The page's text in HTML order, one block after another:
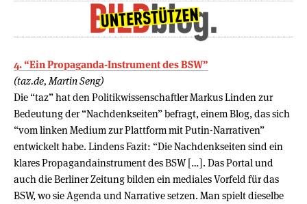
4. “Ein Propaganda-Instrument des BSW”
(taz.de, Martin Seng)
Die “taz” hat den Politikwissenschaftler Markus Linden zur
Bedeutung der “Nachdenkseiten” befragt, einem Blog, das sich
“vom linken Medium zur Plattform mit Putin-Narrativen”
entwickelt habe. Lindens Fazit: “Die Nachdenkseiten sind ein
klares Propaganda­instru­ment des BSW […]. Das Portal und
auch die Berliner Zeitung bilden ein mediales Vorfeld für das
BSW, wo sie Agenda und Narrative setzen. Man spielt dieselbe